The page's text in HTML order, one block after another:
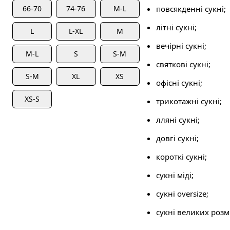
66-70 74-76 М-L
L L-XL M
M-L S S-М
S-M XL XS
XS-S
повсякденні сукні;
літні сукні;
вечірні сукні;
святкові сукні;
офісні сукні;
трикотажні сукні;
лляні сукні;
довгі сукні;
короткі сукні;
сукні міді;
сукні oversize;
сукні великих